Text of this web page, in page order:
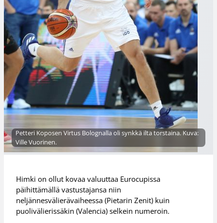
Petteri Koposen Virtus Bolognalla oli synkkä ilta torstaina. Kuva:
Ville Vuorinen.
Himki on ollut kovaa valuuttaa Eurocupissa
päihittämällä vastustajansa niin
neljännesvälierävaiheessa (Pietarin Zenit) kuin
puolivälierissäkin (Valencia) selkein numeroin.